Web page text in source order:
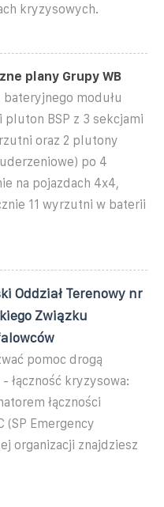
kryzysowych.
plany Grupy WB
bateryjnego modułu
pluton BSP z 3 sekcjami
oraz 2 plutony
po 4
na pojazdach 4x4,
11 wyrzutni w baterii
Oddział Terenowy nr
Związku
pomoc drogą
łączność kryzysowa:
łączności
(SP Emergency
organizacji znajdziesz